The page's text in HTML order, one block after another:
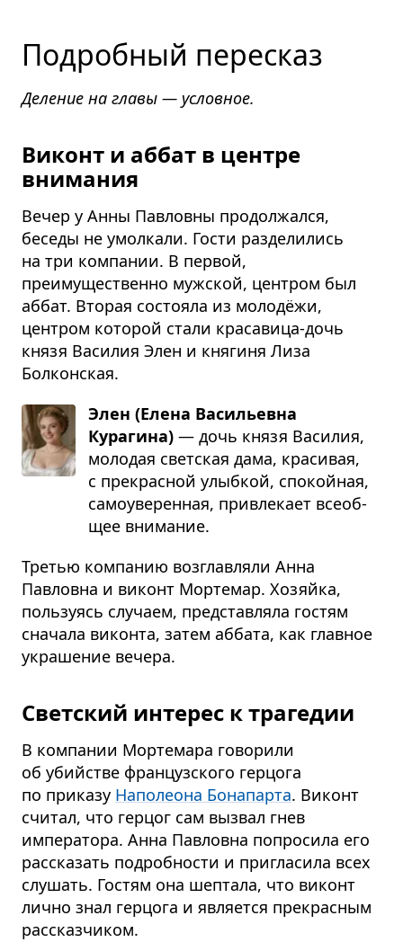
Подробный пересказ
Деление на главы — условное.
Виконт и аббат в центре
внимания
Вечер у Анны Павловны продолжался,
беседы не умолкали. Гости разделились
на три компании. В первой,
преимущественно мужской, центром был
аббат. Вторая состояла из молодёжи,
центром которой стали красавица-дочь
князя Василия Элен и княгиня Лиза
Болконская.
Элен (Елена Васильевна
Курагина) — дочь князя Васи­лия,
моло­дая свет­ская дама, кра­си­вая,
с пре­крас­ной улыб­кой, спо­кой­ная,
само­уве­рен­ная, при­вле­кает все­об­
щее вни­ма­ние.
Третью компанию возглавляли Анна
Павловна и виконт Мортемар. Хозяйка,
пользуясь случаем, представляла гостям
сначала виконта, затем аббата, как главное
украшение вечера.
Светский интерес к трагедии
В компании Мортемара говорили
об убийстве французского герцога
по приказу Наполеона Бонапарта. Виконт
считал, что герцог сам вызвал гнев
императора. Анна Павловна попросила его
рассказать подробности и пригласила всех
слушать. Гостям она шептала, что виконт
лично знал герцога и является прекрасным
рассказчиком.